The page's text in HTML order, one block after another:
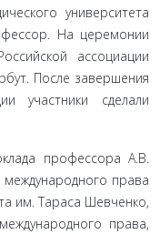
университета
На церемонии
ассоциации
После заверше­ния
участники сделали
профессора А.В.
права
им. Тараса Шевченко,
права,